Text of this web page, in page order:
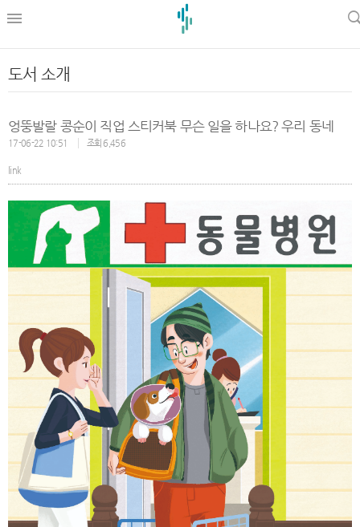
도서 소개
엉뚱발랄 콩순이 직업 스티커북 무슨 일을 하나요? 우리 동네
17-06-22 10:51 조회 6,456
link